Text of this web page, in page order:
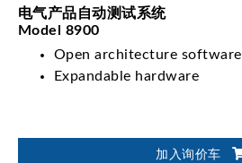
电气产品自动测试系统
Model 8900
Open architecture software
Expandable hardware
加入询价车